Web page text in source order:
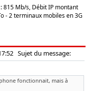
815 Mb/s, Débit IP montant
- 2 terminaux mobiles en 3G
Sujet du message:
fonctionnait, mais à